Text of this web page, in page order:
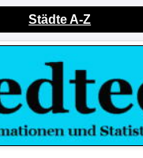
Städte A-Z